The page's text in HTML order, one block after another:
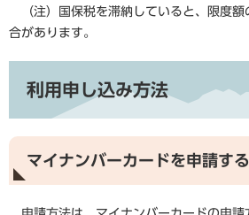
（注）国保税を滞納していると、限度額
合があります。
利用申し込み方法
​マイナンバーカードを申請する​